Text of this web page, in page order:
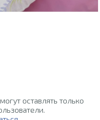
оставлять только